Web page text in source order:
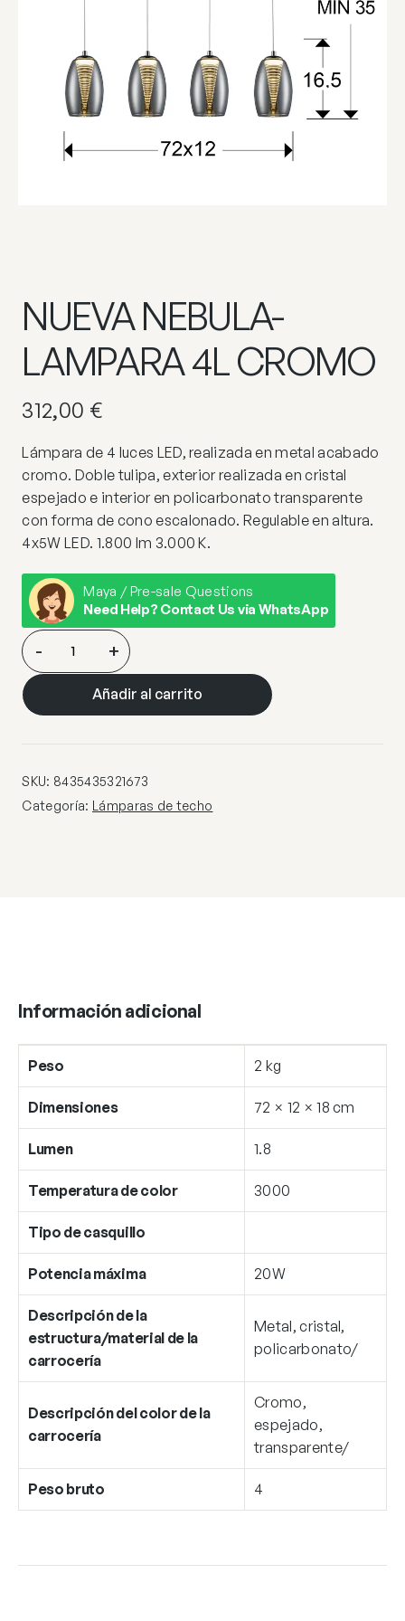
NUEVA NEBULA-
LAMPARA 4L CROMO
312,00 €
Lámpara de 4 luces LED, realizada en metal acabado
cromo. Doble tulipa, exterior realizada en cristal
espejado e interior en policarbonato transparente
con forma de cono escalonado. Regulable en altura.
4x5W LED. 1.800 lm 3.000 K.
Maya / Pre-sale Questions
Need Help? Contact Us via WhatsApp
NUEVA
NEBULA-
LAMPARA
4L
- +
Añadir al carrito
SKU: 8435435321673
Categoría: Lámparas de techo
Información adicional
Peso 2 kg
Dimensiones 72 × 12 × 18 cm
Lumen 1.8
Temperatura de color 3000
Tipo de casquillo
Potencia máxima 20W
Descripción de la
estructura/material de la
carrocería
Metal, cristal,
policarbonato/
Descripción del color de la
carrocería
Cromo,
espejado,
transparente/
Peso bruto 4